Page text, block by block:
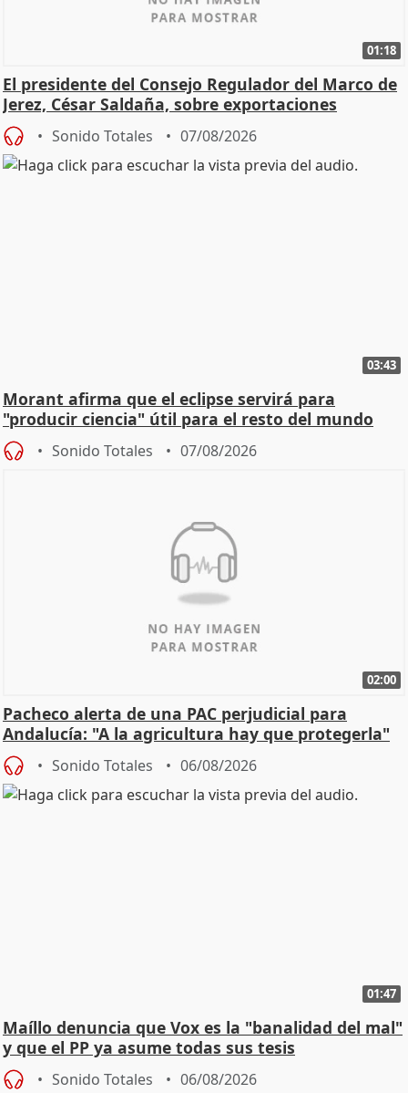
01:18
El presidente del Consejo Regulador del Marco de
Jerez, César Saldaña, sobre exportaciones
Sonido Totales 07/08/2026
03:43
Morant afirma que el eclipse servirá para
"producir ciencia" útil para el resto del mundo
Sonido Totales 07/08/2026
02:00
Pacheco alerta de una PAC perjudicial para
Andalucía: "A la agricultura hay que protegerla"
Sonido Totales 06/08/2026
01:47
Maíllo denuncia que Vox es la "banalidad del mal"
y que el PP ya asume todas sus tesis
Sonido Totales 06/08/2026